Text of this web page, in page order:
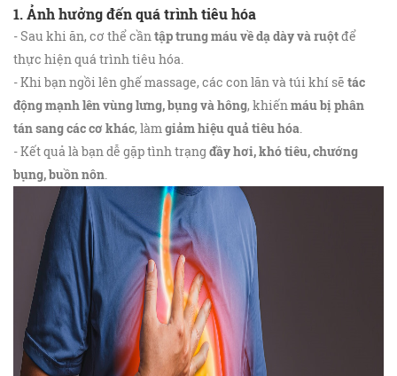
1. Ảnh hưởng đến quá trình tiêu hóa
- Sau khi ăn, cơ thể cần tập trung máu về dạ dày và ruộtđể
thực hiện quá trình tiêu hóa.
- Khi bạn ngồi lên ghế massage, các con lăn và túi khí sẽ tác
động mạnh lên vùng lưng, bụng và hông, khiến máu bị phân
tán sang các cơ khác, làm giảm hiệu quả tiêu hóa
- Kết quả là bạn dễ gặp tình trạng đầy hơi, khó tiêu, chướng
bụng, buồn nôn